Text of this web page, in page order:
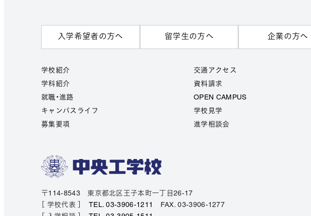
入学希望者の方へ 留学生の方へ 企業の方へ
学校紹介
学科紹介
就職・進路
キャンパスライフ
募集要項
交通アクセス
資料請求
OPEN CAMPUS
学校見学
進学相談会
〒114-8543 東京都北区王子本町一丁目26-17
［ 学校代表 ］ TEL. 03-3906-1211
FAX. 03-3906-1277